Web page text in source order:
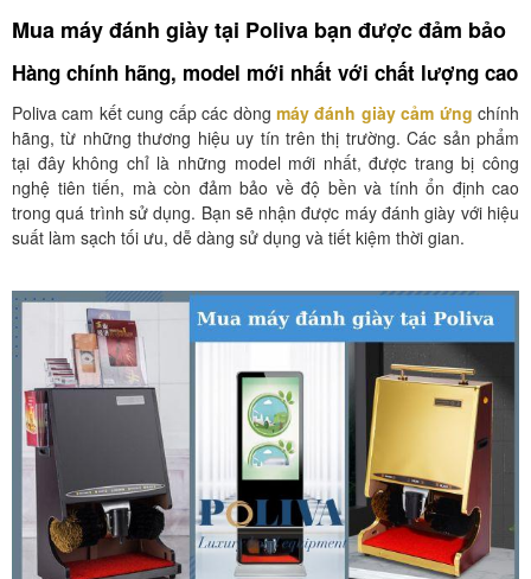
Mua máy đánh giày tại Poliva bạn được đảm bảo
Hàng chính hãng, model mới nhất với chất lượng cao
Poliva cam kết cung cấp các dòng máy đánh giày cảm ứng chính
hãng, từ những thương hiệu uy tín trên thị trường. Các sản phẩm
tại đây không chỉ là những model mới nhất, được trang bị công
nghệ tiên tiến, mà còn đảm bảo về độ bền và tính ổn định cao
trong quá trình sử dụng. Bạn sẽ nhận được máy đánh giày với hiệu
suất làm sạch tối ưu, dễ dàng sử dụng và tiết kiệm thời gian.